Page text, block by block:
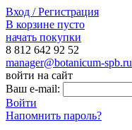
Вход / Регистрация
В корзине пусто
начать покупки
8 812 642 92 52
manager@botanicum-spb.ru
войти на сайт
Ваш e-mail:
Войти
Напомнить пароль?